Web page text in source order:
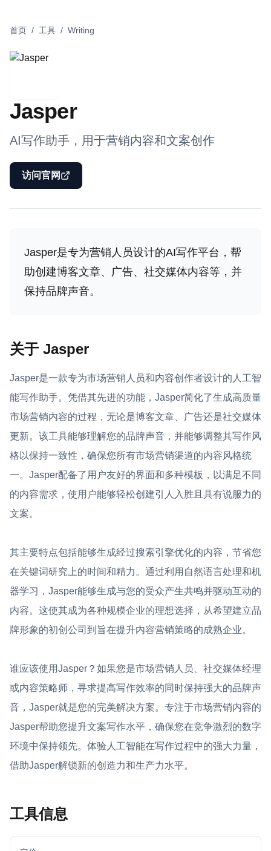
首页 / 工具 / Writing
Jasper
AI写作助手，用于营销内容和文案创作
访问官网
Jasper是专为营销人员设计的AI写作平台，帮
助创建博客文章、广告、社交媒体内容等，并
保持品牌声音。
关于 Jasper
Jasper是一款专为市场营销人员和内容创作者设计的人工智
能写作助手。凭借其先进的功能，Jasper简化了生成高质量
市场营销内容的过程，无论是博客文章、广告还是社交媒体
更新。该工具能够理解您的品牌声音，并能够调整其写作风
格以保持一致性，确保您所有市场营销渠道的内容风格统
一。Jasper配备了用户友好的界面和多种模板，以满足不同
的内容需求，使用户能够轻松创建引人入胜且具有说服力的
文案。
其主要特点包括能够生成经过搜索引擎优化的内容，节省您
在关键词研究上的时间和精力。通过利用自然语言处理和机
器学习，Jasper能够生成与您的受众产生共鸣并驱动互动的
内容。这使其成为各种规模企业的理想选择，从希望建立品
牌形象的初创公司到旨在提升内容营销策略的成熟企业。
谁应该使用Jasper？如果您是市场营销人员、社交媒体经理
或内容策略师，寻求提高写作效率的同时保持强大的品牌声
音，Jasper就是您的完美解决方案。专注于市场营销内容的
Jasper帮助您提升文案写作水平，确保您在竞争激烈的数字
环境中保持领先。体验人工智能在写作过程中的强大力量，
借助Jasper解锁新的创造力和生产力水平。
工具信息